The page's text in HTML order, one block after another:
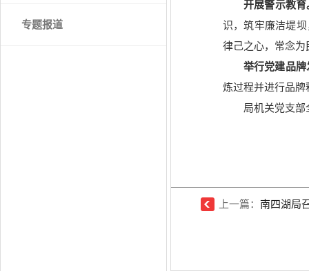
专题报道
开展警示教育
识，筑牢廉洁堤
律己之心，常念
举行党建品
炼过程并进行品牌
局机关党支
上一篇： 南四湖局